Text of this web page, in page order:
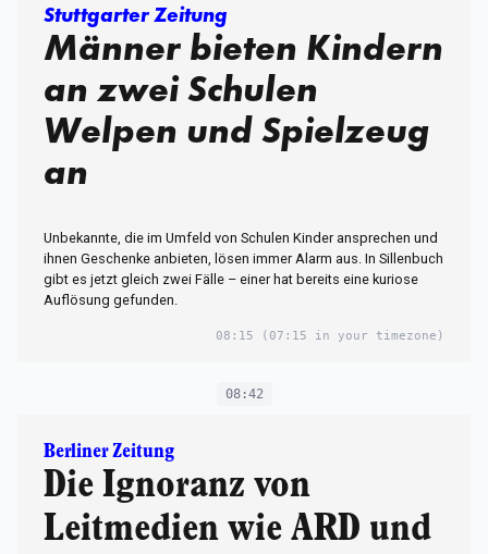
Stuttgarter Zeitung
Männer bieten Kindern
an zwei Schulen
Welpen und Spielzeug
an
Unbekannte, die im Umfeld von Schulen Kinder ansprechen und
ihnen Geschenke anbieten, lösen immer Alarm aus. In Sillenbuch
gibt es jetzt gleich zwei Fälle – einer hat bereits eine kuriose
Auflösung gefunden.
08:15 (07:15 in your timezone)
08:42
Berliner Zeitung
Die Ignoranz von
Leitmedien wie ARD und